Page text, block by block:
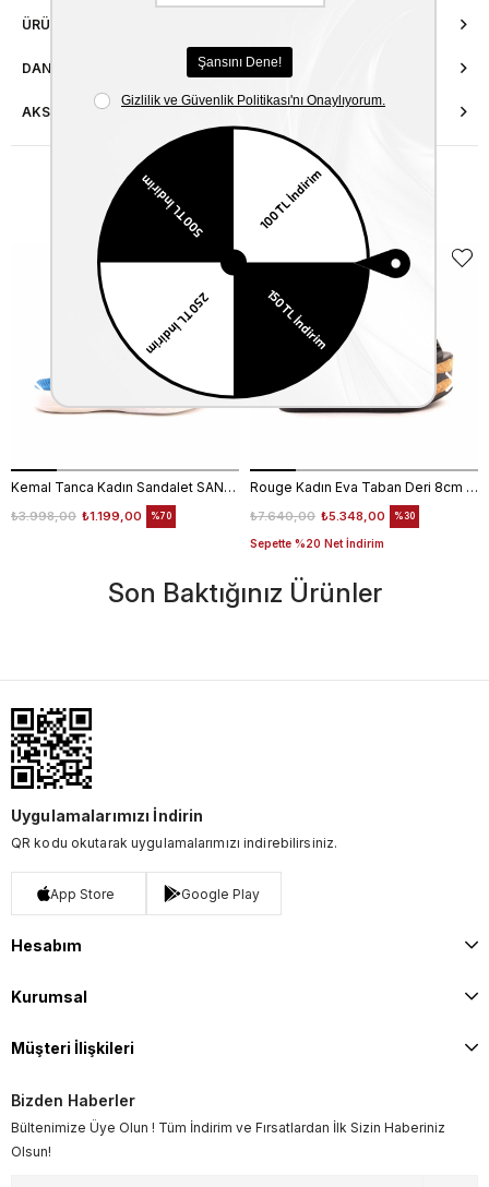
ÜRÜN ÖZELLIKLERI
DANIŞMA HATTI
AKSESUAR ONARIMI
Benzer Ürünler
Kemal Tanca Kadın Sandalet SANDALET
₺1.199,00
₺3.998,00 %70
Rouge Kadın Eva Taban Deri 8cm Dolgu Topuklu Sandalet 2847
₺5.348,00
₺7.640,00
Sepette %20 Net İndirim
%30
KODUYLA
EKSTRA
İNDİRİM
Son Baktığınız Ürünler
Uygulamalarımızı İndirin
QR kodu okutarak uygulamalarımızı indirebilirsiniz.
App Store Google Play
Hesabım
Kurumsal
Müşteri İlişkileri
Bizden Haberler
Bültenimize Üye Olun ! Tüm İndirim ve Fırsatlardan İlk Sizin Haberiniz
Olsun!